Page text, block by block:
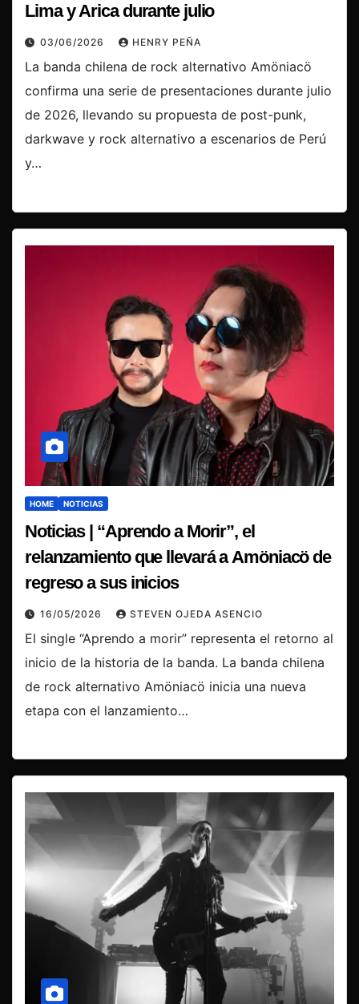
Lima y Arica durante julio
03/06/2026 HENRY PEÑA
La banda chilena de rock alternativo Amöniacö
confirma una serie de presentaciones durante julio
de 2026, llevando su propuesta de post-punk,
darkwave y rock alternativo a escenarios de Perú
y…
HOME NOTICIAS
Noticias | “Aprendo a Morir”, el
relanzamiento que llevará a Amöniacö de
regreso a sus inicios
16/05/2026 STEVEN OJEDA ASENCIO
El single “Aprendo a morir” representa el retorno al
inicio de la historia de la banda. La banda chilena
de rock alternativo Amöniacö inicia una nueva
etapa con el lanzamiento…